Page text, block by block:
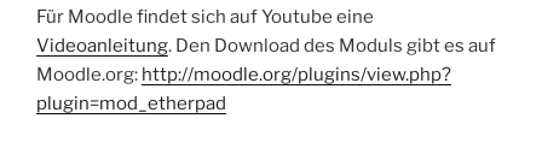
Für Moodle findet sich auf Youtube eine
Videoanleitung. Den Download des Moduls gibt es auf
Moodle.org: http://moodle.org/plugins/view.php?
plugin=mod_etherpad